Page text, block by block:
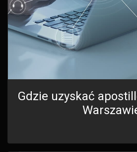
Gdzie uzyskać